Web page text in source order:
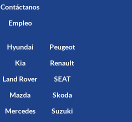
Contáctanos
Empleo
Hyundai
Kia
Land Rover
Mazda
Mercedes
Peugeot
Renault
SEAT
Skoda
Suzuki